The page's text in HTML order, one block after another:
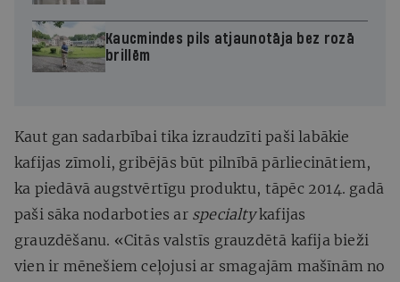
Kaucmindes pils atjaunotāja bez rozā
brillēm
Kaut gan sadarbībai tika izraudzīti paši labākie
kafijas zīmoli, gribējās būt pilnībā pārliecinātiem,
ka piedāvā augstvērtīgu produktu, tāpēc 2014. gadā
paši sāka nodarboties ar specialtykafijas
grauzdēšanu. «Citās valstīs grauzdētā kafija bieži
vien ir mēnešiem ceļojusi ar smagajām mašīnām no